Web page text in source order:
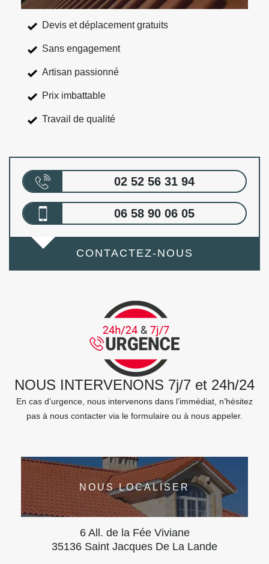
Devis et déplacement gratuits
Sans engagement
Artisan passionné
Prix imbattable
Travail de qualité
02 52 56 31 94
06 58 90 06 05
CONTACTEZ-NOUS
NOUS INTERVENONS 7j/7 et 24h/24
En cas d’urgence, nous intervenons dans l’immédiat, n’hésitez
pas à nous contacter via le formulaire ou à nous appeler.
NOUS LOCALISER
6 All. de la Fée Viviane
35136 Saint Jacques De La Lande